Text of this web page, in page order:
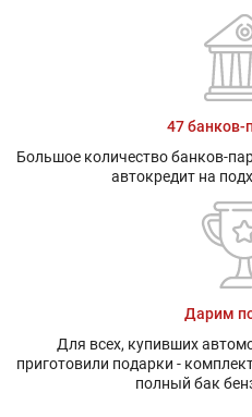
47 банков-
Большое количество банков-
автокредит на
Дарим
Для всех, купивших
приготовили подарки -
полный бак